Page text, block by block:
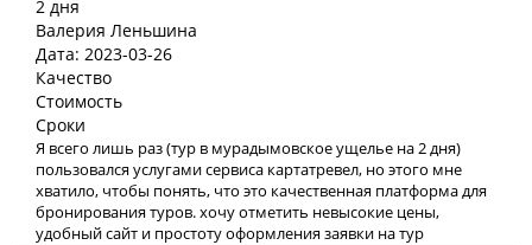
Валерия Леньшина
Дата: 2023-03-26
Качество
Стоимость
Сроки
Я всего лишь раз (тур в мурадымовское ущелье на 2 дня)
пользовался услугами сервиса картатревел, но этого мне
хватило, чтобы понять, что это качественная платформа для
бронирования туров. хочу отметить невысокие цены,
удобный сайт и простоту оформления заявки на тур